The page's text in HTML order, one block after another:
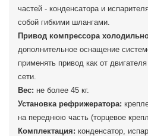
частей - конденсатора и
собой гибкими шлангами.
Привод компрессора
дополнительное оснащение
применять привод как от
сети.
Вес: не более 45 кг.
Установка рефрижератора:
на переднюю часть (торцевое
Комплектация: конденсатор,